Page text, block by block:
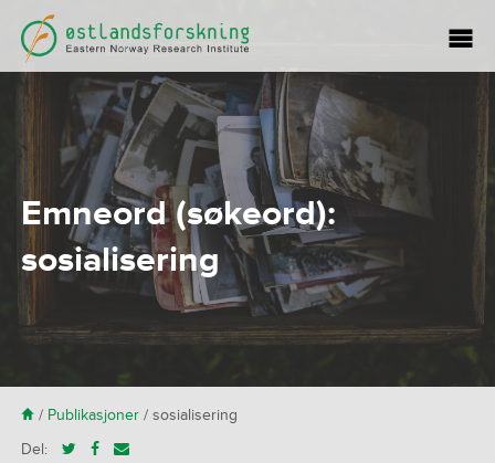
Emneord (søkeord):
sosialisering
H/ Publikasjoner/ sosialisering
Del: